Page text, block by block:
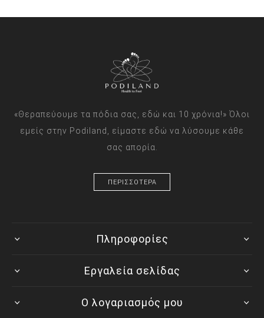
«Θεραπεύουμε τα πόδια σας, εδώ και 10 χρόνια!» Όλοι
εμείς στην Podiland, είμαστε εδώ να λύσουμε κάθε
σας απορία.
ΠΕΡΙΣΣΟΤΕΡΑ
Πληροφορίες
Εργαλεία σελίδας
Ο λογαριασμός μου